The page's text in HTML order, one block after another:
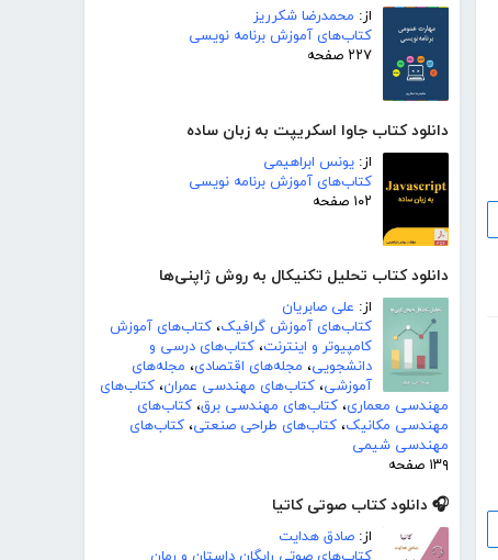
از: محمدرضا شکرریز
کتاب‌های آموزش برنامه نویسی
۲۲۷ صفحه
دانلود کتاب جاوا اسکریپت به زبان ساده
از: یونس ابراهیمی
کتاب‌های آموزش برنامه نویسی
۱۰۲ صفحه
دانلود کتاب تحلیل تکنیکال به روش ژاپنی‌ها
از: علی صابریان
کتاب‌های آموزش گرافیک، کتاب‌های آموزش
کامپیوتر و اینترنت، کتاب‌های درسی و
دانشجویی، مجله‌های اقتصادی، مجله‌های
آموزشی، کتاب‌های مهندسی عمران، کتاب‌های
مهندسی معماری، کتاب‌های مهندسی برق، کتاب‌های
مهندسی مکانیک، کتاب‌های طراحی صنعتی، کتاب‌های
مهندسی شیمی
۱۳۹ صفحه
🎧 دانلود کتاب صوتی کاتیا
از: صادق هدایت